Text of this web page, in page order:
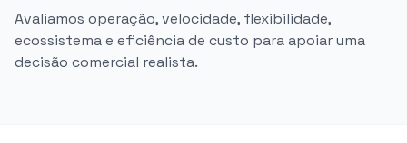
Avaliamos operação, velocidade, flexibilidade,
ecossistema e eficiência de custo para apoiar uma
decisão comercial realista.